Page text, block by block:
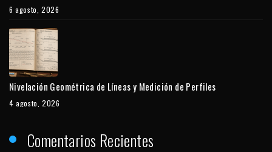
6 agosto, 2026
Nivelación Geométrica de Líneas y Medición de Perfiles
4 agosto, 2026
Comentarios Recientes